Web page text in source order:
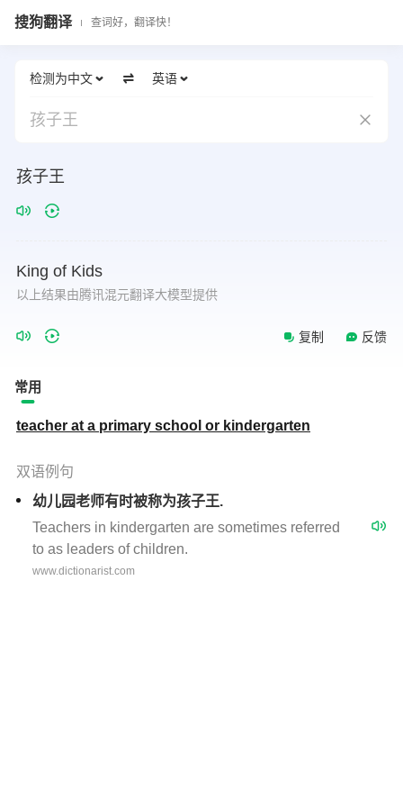
搜狗翻译 查词好，翻译快！
检测为中文 英语
孩子王
孩子王
King of Kids
以上结果由腾讯混元翻译大模型提供
复制 反馈
常用
teacher at a primary school or kindergarten
双语例句
幼儿园老师有时被称为孩子王.
Teachers in kindergarten are sometimes referred
to as leaders of children.
www.dictionarist.com